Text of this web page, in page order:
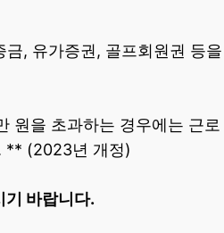
, 유가증권, 골프회원권 등을
원을 초과하는 경우에는 근로
** (2023년 개정)
기 바랍니다.